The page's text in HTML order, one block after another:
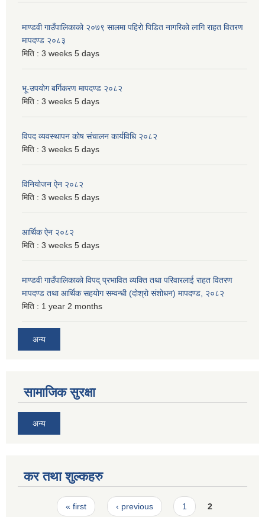
माण्डवी गाउँपालिकाको २०७९ सालमा पहिरो पिडित नागरिको लागि राहत वितरण
मापदण्ड २०८३
मिति : 3 weeks 5 days
भू-उपयोग बर्गिकरण मापदण्ड २०८२
मिति : 3 weeks 5 days
विपद व्यवस्थापन कोष संचालन कार्यविधि २०८२
मिति : 3 weeks 5 days
विनियोजन ऐन २०८२
मिति : 3 weeks 5 days
आर्थिक ऐन २०८२
मिति : 3 weeks 5 days
माण्डवी गाउँपालिकाको विपद् प्रभावित व्यक्ति तथा परिवारलाई राहत वितरण
मापदण्ड तथा आर्थिक सहयोग सम्वन्धी (दोश्रो संशोधन) मापदण्ड, २०८२
मिति : 1 year 2 months
अन्य
सामाजिक सुरक्षा
अन्य
कर तथा शुल्कहरु
Pages« first ‹ previous 1 2